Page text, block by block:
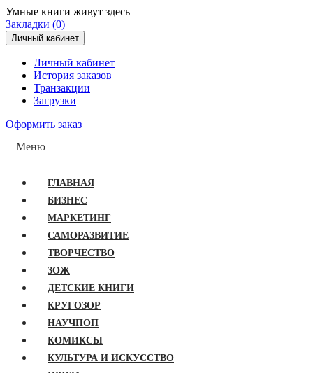
Умные книги живут здесь
Закладки (0)
Личный кабинет
Личный кабинет
История заказов
Транзакции
Загрузки
Оформить заказ
Меню
ГЛАВНАЯ
БИЗНЕС
МАРКЕТИНГ
САМОРАЗВИТИЕ
ТВОРЧЕСТВО
ЗОЖ
ДЕТСКИЕ КНИГИ
КРУГОЗОР
НАУЧПОП
КОМИКСЫ
КУЛЬТУРА И ИСКУССТВО